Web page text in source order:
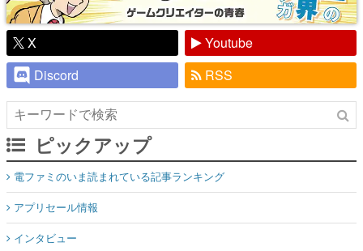
X
Youtube
Discord
RSS
ピックアップ
電ファミのいま読まれている記事ランキング
アプリセール情報
インタビュー